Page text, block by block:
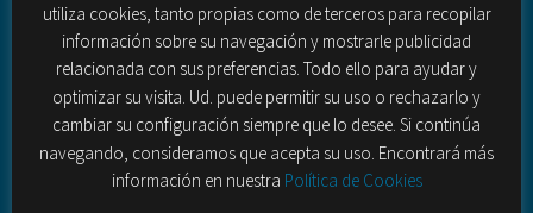
Casos de éxito
Oferta
Investigación de Mercado Multicliente
Consultoría y Estudios (Ad Hoc)
utiliza cookies, tanto propias como de terceros para recopilar
información sobre su navegación y mostrarle publicidad
relacionada con sus preferencias. Todo ello para ayudar y
optimizar su visita. Ud. puede permitir su uso o rechazarlo y
cambiar su configuración siempre que lo desee. Si continúa
navegando, consideramos que acepta su uso. Encontrará más
información en nuestra Política de Cookies